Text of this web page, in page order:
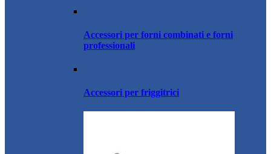
Accessori per forni combinati e forni
professionali
Accessori per friggitrici